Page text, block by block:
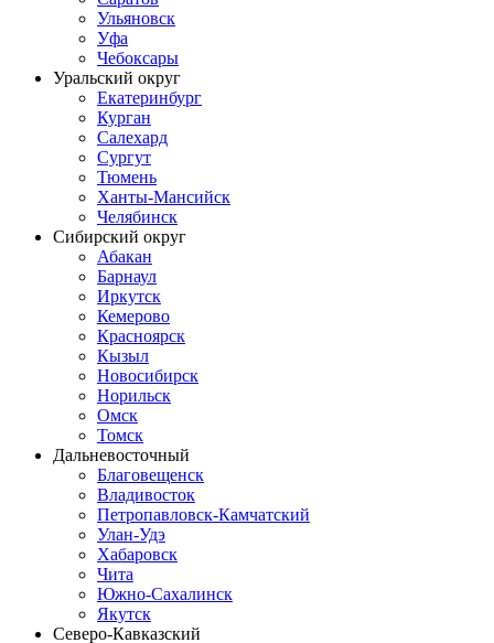
Ульяновск
Уфа
Чебоксары
Уральский округ
Екатеринбург
Курган
Салехард
Сургут
Тюмень
Ханты-Мансийск
Челябинск
Сибирский округ
Абакан
Барнаул
Иркутск
Кемерово
Красноярск
Кызыл
Новосибирск
Норильск
Омск
Томск
Дальневосточный
Благовещенск
Владивосток
Петропавловск-Камчатский
Улан-Удэ
Хабаровск
Чита
Южно-Сахалинск
Якутск
Северо-Кавказский